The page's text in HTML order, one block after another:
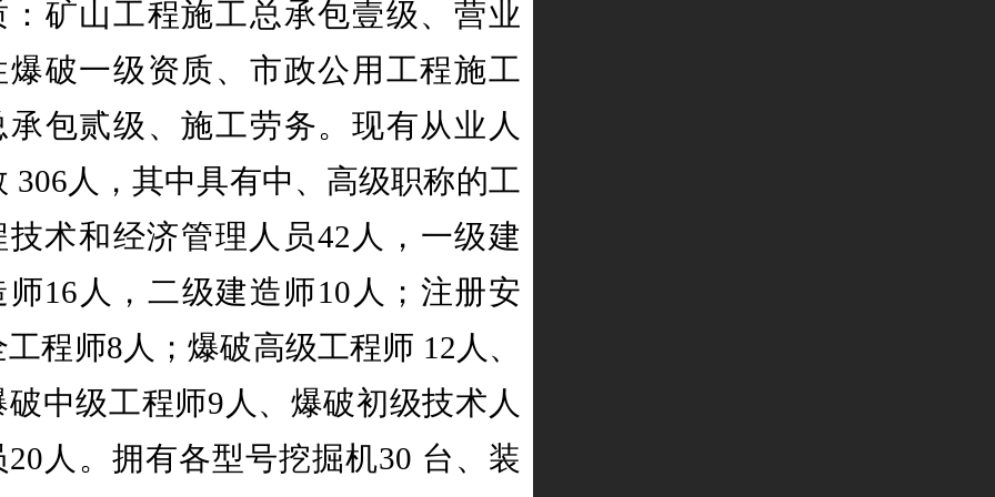
：矿山工程施工总承包壹级、营业
爆破一级资质、市政公用工程施工
承包贰级、施工劳务。现有从业人
306人，其中具有中、高级职称的工
技术和经济管理人员42人，一级建
师16人，二级建造师10人；注册安
工程师8人；爆破高级工程师 12人、
破中级工程师9人、爆破初级技术人
20人。拥有各型号挖掘机30 台、装